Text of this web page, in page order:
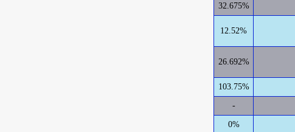
32.675%
12.52%
26.692%
103.75%
-
0%